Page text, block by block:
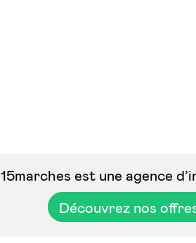
15marches est une agence
Découvrez nos